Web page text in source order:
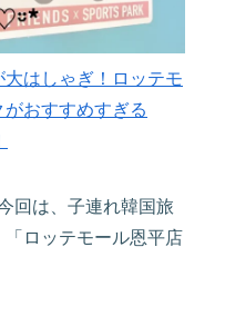
大はしゃぎ！ロッテモ
おすすめすぎる
回は、子連れ韓国旅
ロッテモール恩平店